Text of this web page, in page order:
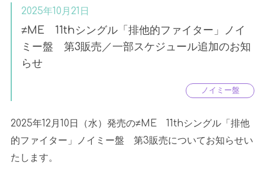
2025年10月21日
≠ME 11thシングル「排他的ファイター」ノイ
ミー盤 第3販売／一部スケジュール追加のお知
らせ
ノイミー盤
2025年12月 10 日（水）発売の≠ME 11thシングル「排他
的ファイター」ノイミー盤 第3販売についてお知らせい
たします。